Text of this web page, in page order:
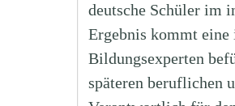
deutsche Schüler im
Ergebnis kommt
Bildungsexperten
späteren beruflichen